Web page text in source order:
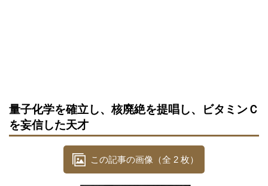
量子化学を確立し、核廃絶を提唱し、ビタミンＣ
を妄信した天才
この記事の画像（全 2 枚）